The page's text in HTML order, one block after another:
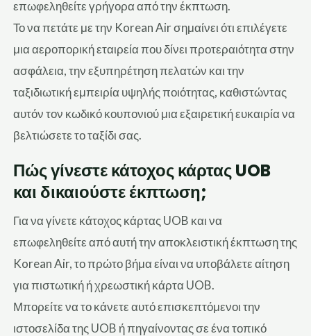
επωφεληθείτε γρήγορα από την έκπτωση.
Το να πετάτε με την Korean Air σημαίνει ότι επιλέγετε
μια αεροπορική εταιρεία που δίνει προτεραιότητα στην
ασφάλεια, την εξυπηρέτηση πελατών και την
ταξιδιωτική εμπειρία υψηλής ποιότητας, καθιστώντας
αυτόν τον κωδικό κουπονιού μια εξαιρετική ευκαιρία να
βελτιώσετε το ταξίδι σας.
Πώς γίνεστε κάτοχος κάρτας UOB
και δικαιούστε έκπτωση;
Για να γίνετε κάτοχος κάρτας UOB και να
επωφεληθείτε από αυτή την αποκλειστική έκπτωση της
Korean Air, το πρώτο βήμα είναι να υποβάλετε αίτηση
για πιστωτική ή χρεωστική κάρτα UOB.
Μπορείτε να το κάνετε αυτό επισκεπτόμενοι την
ιστοσελίδα της UOB ή πηγαίνοντας σε ένα τοπικό